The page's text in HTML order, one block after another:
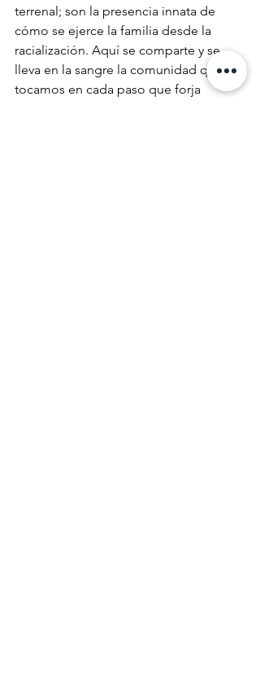
terrenal; son la presencia innata de
cómo se ejerce la familia desde la
racialización. Aquí se comparte y se
lleva en la sangre la comunidad que
tocamos en cada paso que forja